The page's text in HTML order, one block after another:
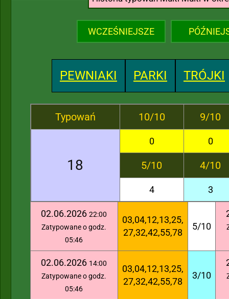
WCZEŚNIEJSZE
PEWNIAKI PARKI TRÓJKI
Typowań 10/10 9/10
18
0 0
5/10 4/10
4 3
02.06.2026 22:00
Zatypowane o godz.
05:46
03,04,12,13,25,
27,32,42,55,78
5/10
02.06.2026 14:00
Zatypowane o godz.
05:46
03,04,12,13,25,
27,32,42,55,78
3/10